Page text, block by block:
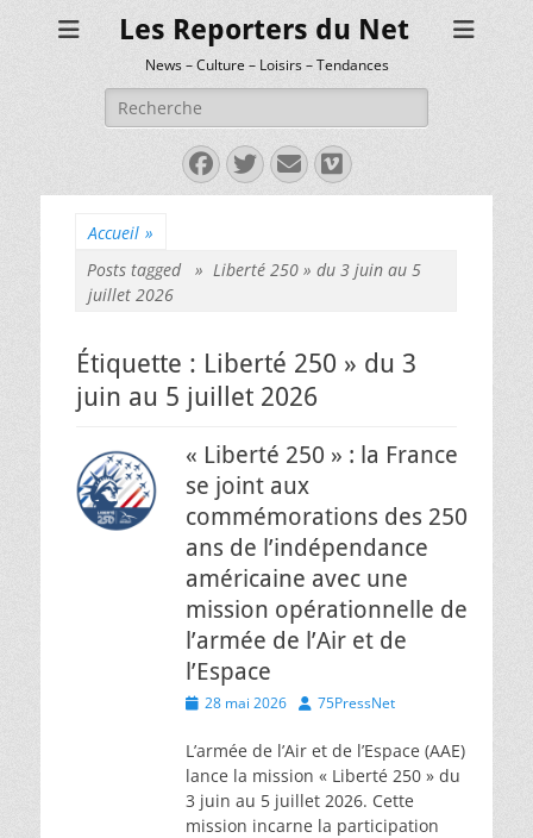
Les Reporters du Net
News – Culture – Loisirs – Tendances
Rechercher :
Facebook
Twitter
E-
mail
Vimeo
Accueil »
Posts tagged » Liberté 250 » du 3 juin au 5
juillet 2026
Étiquette : Liberté 250 » du 3
juin au 5 juillet 2026
« Liberté 250 » : la France
se joint aux
commémorations des 250
ans de l’indépendance
américaine avec une
mission opérationnelle de
l’armée de l’Air et de
l’Espace
Posted
28 mai 2026 Author
75PressNet
L’armée de l’Air et de l’Espace (AAE)
lance la mission « Liberté 250 » du
3 juin au 5 juillet 2026. Cette
mission incarne la participation